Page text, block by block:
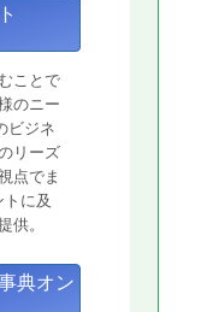
ことで
のニー
ビジネ
リーズ
点でま
に及
供。
典オン